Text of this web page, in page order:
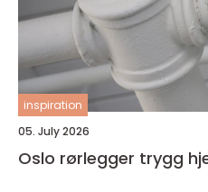
inspiration
05. July 2026
Oslo